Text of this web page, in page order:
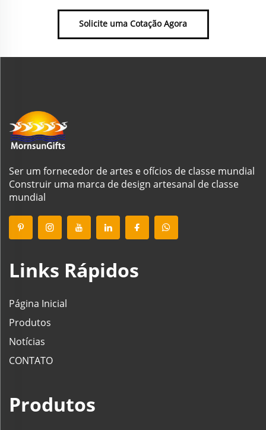
Solicite uma Cotação Agora
Ser um fornecedor de artes e ofícios de classe mundial
Construir uma marca de design artesanal de classe
mundial
Links Rápidos
Página Inicial
Produtos
Notícias
CONTATO
Produtos